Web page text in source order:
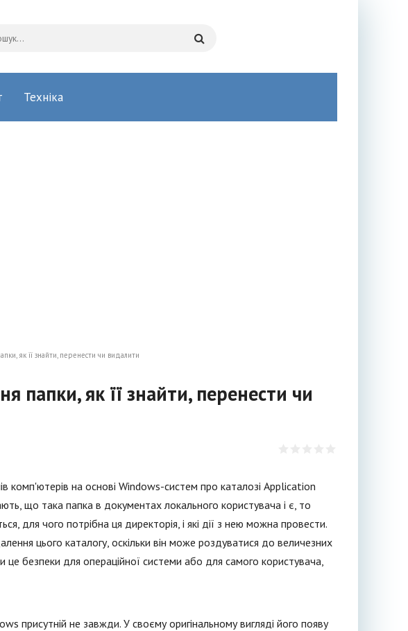
Техніка
як її знайти, перенести чи видалити
папки, як її знайти, перенести чи
комп'ютерів на основі Windows-систем про каталозі Application
що така папка в документах локального користувача і є, то
для чого потрібна ця директорія, і які дії з нею можна провести.
цього каталогу, оскільки він може роздуватися до величезних
це безпеки для операційної системи або для самого користувача,
присутній не завжди. У своєму оригінальному вигляді його появу